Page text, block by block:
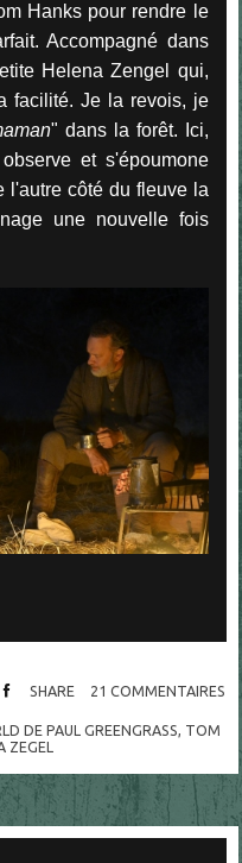
Hanks pour rendre le
Accompagné dans
Helena Zengel qui,
facilité. Je la revois, je
" dans la forêt. Ici,
et s'époumone
l'autre côté du fleuve la
une nouvelle fois
SHARE 21 COMMENTAIRES
DE PAUL GREENGRASS, TOM
ZEGEL